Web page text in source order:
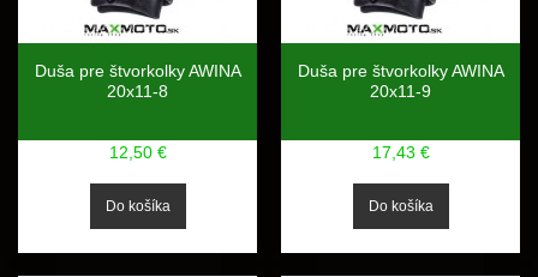
Duša pre štvorkolky AWINA
20x11-8
12,50 €
Duša pre štvorkolky AWINA
20x11-9
17,43 €